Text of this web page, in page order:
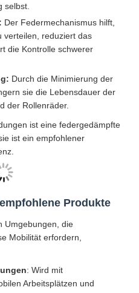
selbst.
Der Federmechanismus hilft,
verteilen, reduziert das
die Kontrolle schwerer
Durch die Minimierung der
sie die Lebensdauer der
der Rollenräder.
ist eine federgedämpfte
ist ein empfohlener
Produkte
Umgebungen, die
Mobilität erfordern,
: Wird mit
Arbeitsplätzen und